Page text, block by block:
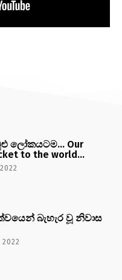
ලෝකයටම… Our
to the world…
බැහැර වූ නිවාස
2022